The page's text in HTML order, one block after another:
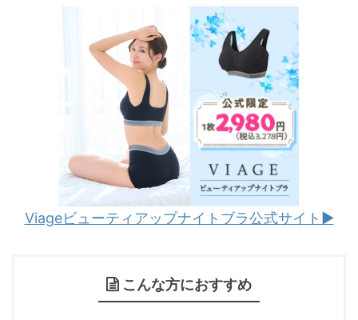
Viageビューティアップナイトブラ公式サイト▶︎
こんな方におすすめ